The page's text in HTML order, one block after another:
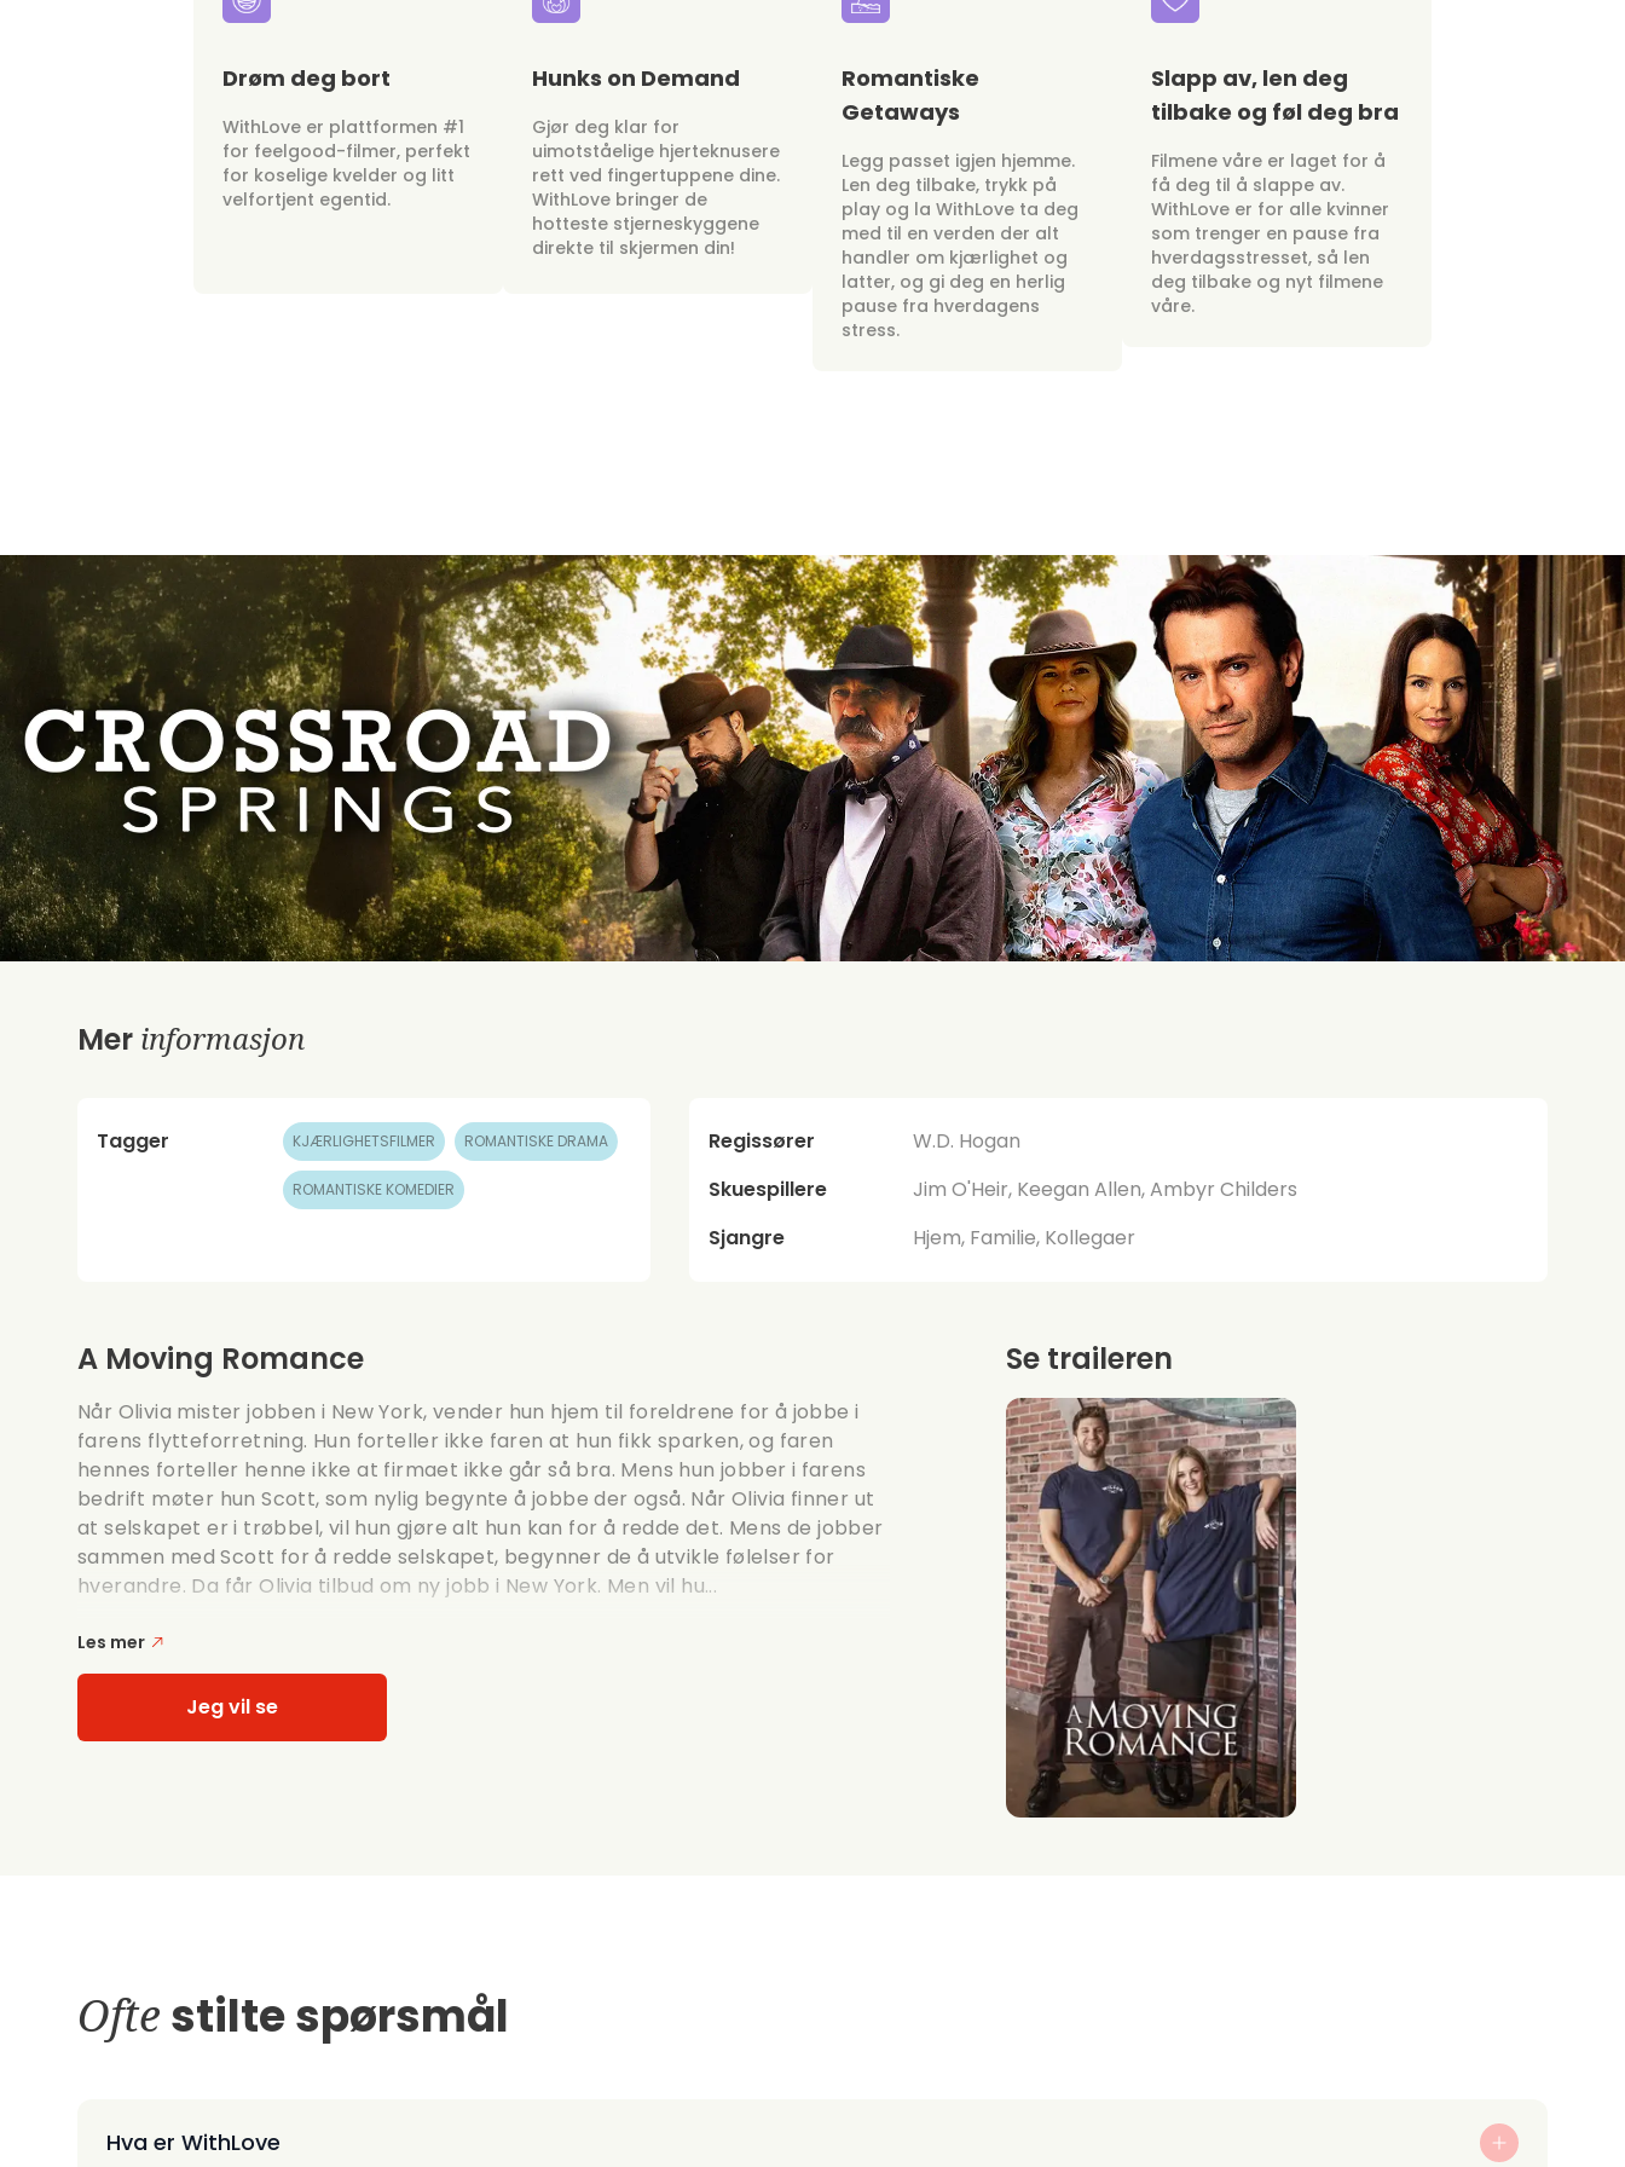
Drøm deg bort
WithLove er plattformen #1
for feelgood-filmer, perfekt
for koselige kvelder og litt
velfortjent egentid.
Hunks on Demand
Gjør deg klar for
uimotståelige hjerteknusere
rett ved fingertuppene dine.
WithLove bringer de
hotteste stjerneskyggene
direkte til skjermen din!
Romantiske
Getaways
Legg passet igjen hjemme.
Len deg tilbake, trykk på
play og la WithLove ta deg
med til en verden der alt
handler om kjærlighet og
latter, og gi deg en herlig
pause fra hverdagens
stress.
Slapp av, len deg
tilbake og føl deg bra
Filmene våre er laget for å
få deg til å slappe av.
WithLove er for alle kvinner
som trenger en pause fra
hverdagsstresset, så len
deg tilbake og nyt filmene
våre.
Mer informasjon
Tagger KJÆRLIGHETSFILMER ROMANTISKE DRAMA
ROMANTISKE KOMEDIER
Regissører
W.D. Hogan
Skuespillere
Jim O'Heir, Keegan Allen, Ambyr Childers
Sjangre
Hjem, Familie, Kollegaer
A Moving Romance
Når Olivia mister jobben i New York, vender hun hjem til foreldrene for å jobbe i
farens flytteforretning. Hun forteller ikke faren at hun fikk sparken, og faren
hennes forteller henne ikke at firmaet ikke går så bra. Mens hun jobber i farens
bedrift møter hun Scott, som nylig begynte å jobbe der også. Når Olivia finner ut
at selskapet er i trøbbel, vil hun gjøre alt hun kan for å redde det. Mens de jobber
sammen med Scott for å redde selskapet, begynner de å utvikle følelser for
hverandre. Da får Olivia tilbud om ny jobb i New York. Men vil hu...
Les mer
Jeg vil se
Se traileren
Ofte stilte spørsmål
Hva er WithLove